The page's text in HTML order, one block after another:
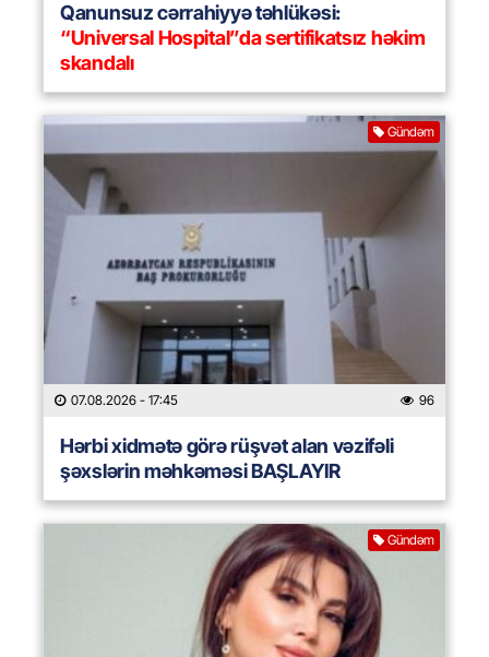
Qanunsuz cərrahiyyə təhlükəsi:
“Universal Hospital”da sertifikatsız həkim
skandalı
Gündəm
07.08.2026 - 17:45 96
Hərbi xidmətə görə rüşvət alan vəzifəli
şəxslərin məhkəməsi BAŞLAYIR
Gündəm